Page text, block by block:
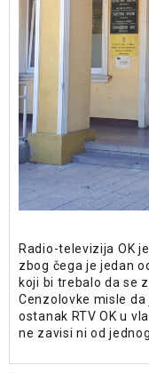
Radio-televizija OK
zbog čega je jedan
koji bi trebalo da se
Cenzolovke misle
ostanak RTV OK u
ne zavisi ni od